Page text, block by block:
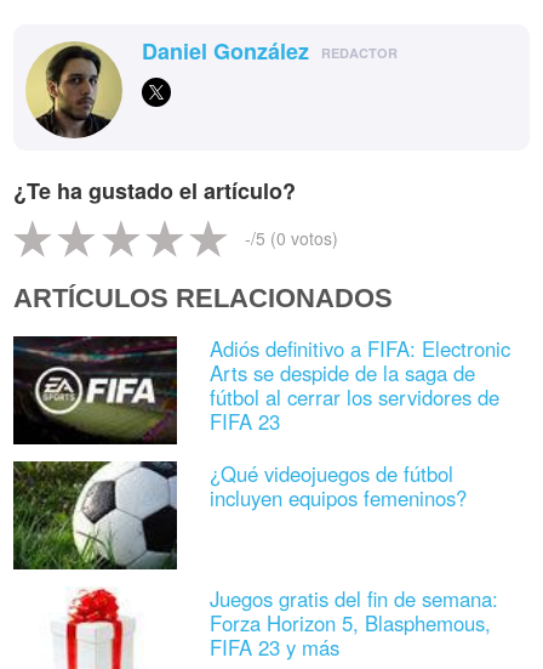
Daniel González REDACTOR
¿Te ha gustado el artículo?
-/5 (0 votos)
ARTÍCULOS RELACIONADOS
Adiós definitivo a FIFA: Electronic
Arts se despide de la saga de
fútbol al cerrar los servidores de
FIFA 23
¿Qué videojuegos de fútbol
incluyen equipos femeninos?
Juegos gratis del fin de semana:
Forza Horizon 5, Blasphemous,
FIFA 23 y más